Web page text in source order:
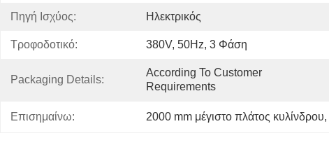
Πηγή Ισχύος: Ηλεκτρικός
Τροφοδοτικό: 380V, 50Hz, 3 Φάση
Packaging Details:
According To Customer
Requirements
Επισημαίνω: 2000 mm μέγιστο πλάτος κυλίνδρου,